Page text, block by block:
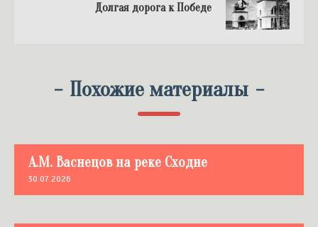
Долгая дорога к Победе
- Похожие материалы -
А.М. Васнецов на реке Сходне
30.07.2026